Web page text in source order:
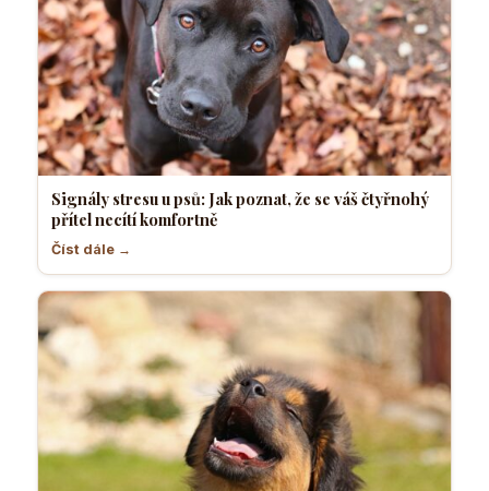
Signály stresu u psů: Jak poznat, že se váš čtyřnohý
přítel necítí komfortně
Číst dále →